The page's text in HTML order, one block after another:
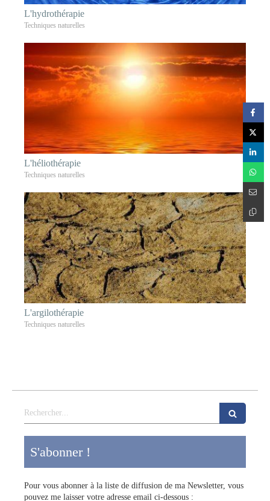
L'hydrothérapie
Techniques naturelles
L'héliothérapie
Techniques naturelles
L'argilothérapie
Techniques naturelles
Rechercher
S'abonner !
Pour vous abonner à la liste de diffusion de ma Newsletter, vous
pouvez me laisser votre adresse email ci-dessous :